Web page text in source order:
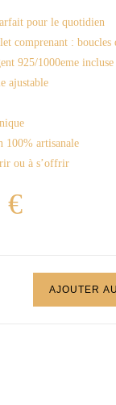
pour le quotidien
comprenant : boucles
925/1000eme incluse
ajustable
100% artisanale
ou à s’offrir
€
AJOUTER